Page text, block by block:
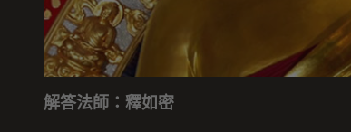
解答法師：釋如密